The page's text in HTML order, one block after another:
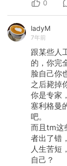
0
ladyM
7年前
跟某些人
的，你完
脸自己你
之后毙掉
你是专家
塞利格曼
吧。
而且tm这
者出了错
人生苦短
自己？